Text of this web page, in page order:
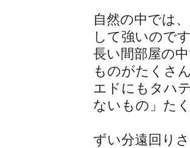
自然の中では
して強いので
長い間部屋の
ものがたくさ
エドにもタハ
ないもの」た
ずい分遠回り